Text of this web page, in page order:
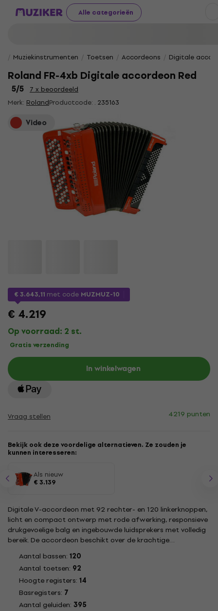
Alle categorieën
Muziekinstrumenten Toetsen Accordeons Digitale
Roland FR-4xb Digitale accordeon Red
5/5
7 x beoordeeld
Merk: RolandProductcode: . 235163
Video
€ 3.643,11 met code MUZMUZ-10
€ 4.219
Op voorraad: 2 st.
Gratis verzending
In winkelwagen
Vraag stellen 4219 punten
Bekijk ook deze voordelige alternatieven. Ze zouden je
kunnen interesseren:
Als nieuw
€ 3.139
Digitale V-accordeon met 92 rechter- en 120 linkerknoppen,
licht en compact ontwerp met rode afwerking, responsieve
drukgevoelige balg en ingebouwde luidsprekers met volledig
bereik. De accordeon beschikt over de krachtige
klankgenerator van Rolands vlaggenschip FR-8xb en stelt u
in staat te kiezen uit een selectie van 100
accordeongeluidensets...
Aantal bassen: 120
Aantal toetsen: 92
Hoogte registers: 14
Basregisters: 7
Aantal geluiden: 395